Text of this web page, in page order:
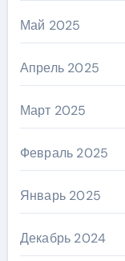
Май 2025
Апрель 2025
Март 2025
Февраль 2025
Январь 2025
Декабрь 2024